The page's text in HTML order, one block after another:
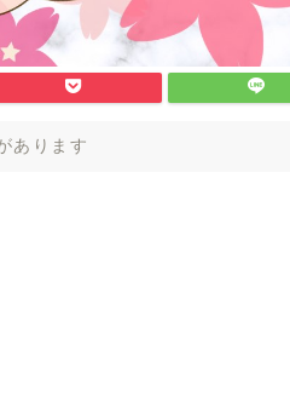
あります